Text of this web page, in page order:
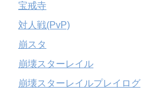
宝戒寺
対人戦(PvP)
崩スタ
崩壊スターレイル
崩壊スターレイルプレイログ